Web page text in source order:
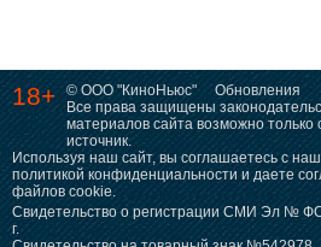
18+ © ООО "КиноНьюс"
Обновления
Все права защищены
материалов сайта возможно только
источник.
Используя наш сайт, вы соглашаетесь с
политикой конфиденциальности и даете
файлов cookie.
Свидетельство о регистрации СМИ Эл №
г.